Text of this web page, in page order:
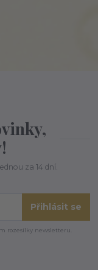
za 14 dní.
Přihlásit se
rozesílky newsletteru.